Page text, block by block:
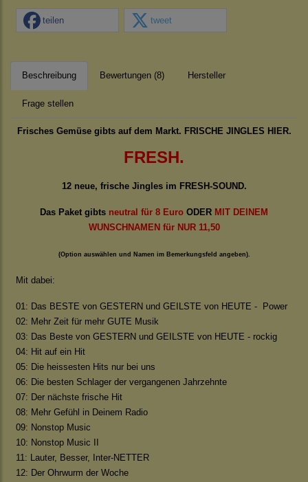
teilen tweet
Beschreibung Bewertungen (8) Hersteller
Frage stellen
Frisches Gemüse gibts auf dem Markt. FRISCHE JINGLES HIER.
FRESH.
12 neue, frische Jingles im FRESH-SOUND.
Das Paket gibts neutral für 8 Euro ODER MIT DEINEM
WUNSCHNAMEN für NUR 11,50
(Option auswählen und Namen im Bemerkungsfeld angeben).
Mit dabei:
01: Das BESTE von GESTERN und GEILSTE von HEUTE - Power
02: Mehr Zeit für mehr GUTE Musik
03: Das Beste von GESTERN und GEILSTE von HEUTE - rockig
04: Hit auf ein Hit
05: Die heissesten Hits nur bei uns
06: Die besten Schlager der vergangenen Jahrzehnte
07: Der nächste frische Hit
08: Mehr Gefühl in Deinem Radio
09: Nonstop Music
10: Nonstop Music II
11: Lauter, Besser, Inter-NETTER
12: Der Ohrwurm der Woche